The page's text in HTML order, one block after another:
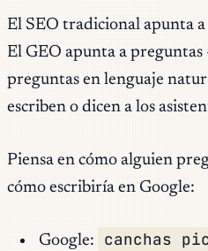
El SEO tradicional apunta a
El GEO apunta a preguntas
preguntas en lenguaje
escriben o dicen a los
Piensa en cómo alguien
cómo escribiría en Google:
Google: canchas